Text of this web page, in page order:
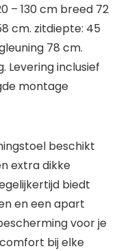
– 130 cm breed 72
cm. zitdiepte: 45
78 cm.
Levering inclusief
montage
beschikt
extra dikke
biedt
en een apart
voor je
bij elke